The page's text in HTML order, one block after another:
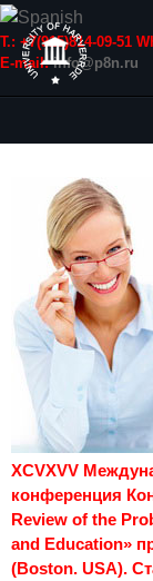
Т.: +7(915)814-09-51
E-mail:info@p8n.ru
XCVXVV
конференция
Review of the
and Education»
(Boston. USA).